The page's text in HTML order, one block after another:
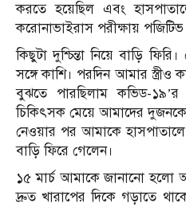
করতে হয়েছিল এবং
করোনাভাইরাস পরীক্ষায়
কিছুটা দুশ্চিন্তা নিয়ে বাড়ি
সঙ্গে কাশি। পরদিন আমার
বুঝতে পারছিলাম কভিড-১৯’র
চিকিৎসক মেয়ে আমাদের
নেওয়ার পর আমাকে হাসপাতালে
বাড়ি ফিরে গেলেন।
১৫ মার্চ আমাকে জানানো হলো
দ্রুত খারাপের দিকে গড়াতে